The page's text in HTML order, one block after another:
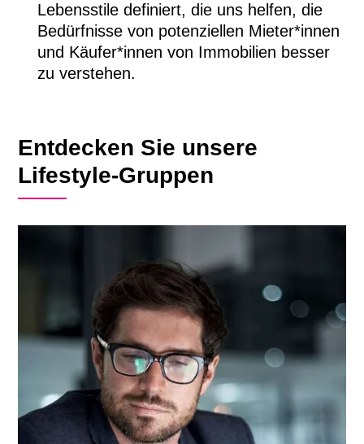
Lebensstile definiert, die uns helfen, die
Bedürfnisse von potenziellen Mieter*innen
und Käufer*innen von Immobilien besser
zu verstehen.
Entdecken Sie unsere
Lifestyle-Gruppen